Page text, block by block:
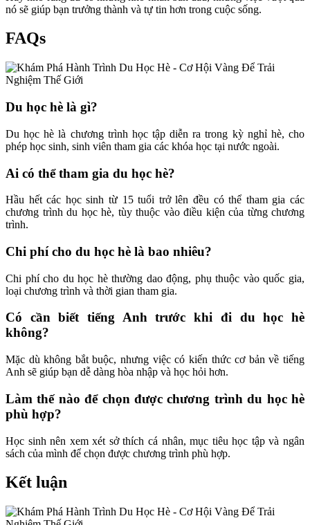
nó sẽ giúp bạn trưởng thành và tự tin hơn trong cuộc sống.
FAQs
Du học hè là gì?
Du học hè là chương trình học tập diễn ra trong kỳ nghỉ hè, cho
phép học sinh, sinh viên tham gia các khóa học tại nước ngoài.
Ai có thể tham gia du học hè?
Hầu hết các học sinh từ 15 tuổi trở lên đều có thể tham gia các
chương trình du học hè, tùy thuộc vào điều kiện của từng chương
trình.
Chi phí cho du học hè là bao nhiêu?
Chi phí cho du học hè thường dao động, phụ thuộc vào quốc gia,
loại chương trình và thời gian tham gia.
Có cần biết tiếng Anh trước khi đi du học hè
không?
Mặc dù không bắt buộc, nhưng việc có kiến thức cơ bản về tiếng
Anh sẽ giúp bạn dễ dàng hòa nhập và học hỏi hơn.
Làm thế nào để chọn được chương trình du học hè
phù hợp?
Học sinh nên xem xét sở thích cá nhân, mục tiêu học tập và ngân
sách của mình để chọn được chương trình phù hợp.
Kết luận